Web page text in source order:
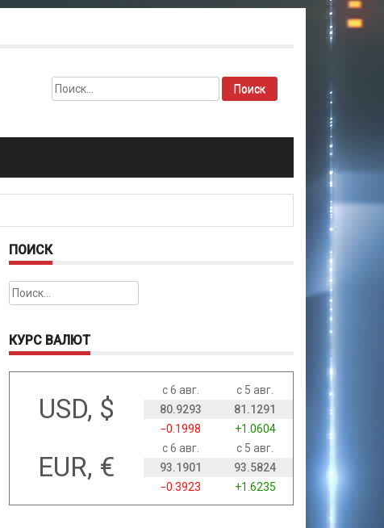
Найти:
ПОИСК
Найти:
КУРС ВАЛЮТ
USD, $
с 6 авг.
с 5 авг.
80.9293
81.1291
−0.1998
+1.0604
EUR, €
с 6 авг.
с 5 авг.
93.1901
93.5824
−0.3923
+1.6235